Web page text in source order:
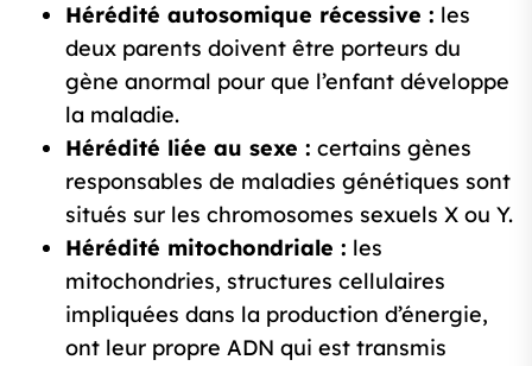
Hérédité autosomique récessive : les
deux parents doivent être porteurs du
gène anormal pour que l’enfant développe
la maladie.
Hérédité liée au sexe : certains gènes
responsables de maladies génétiques sont
situés sur les chromosomes sexuels X ou Y.
Hérédité mitochondriale : les
mitochondries, structures cellulaires
impliquées dans la production d’énergie,
ont leur propre ADN qui est transmis